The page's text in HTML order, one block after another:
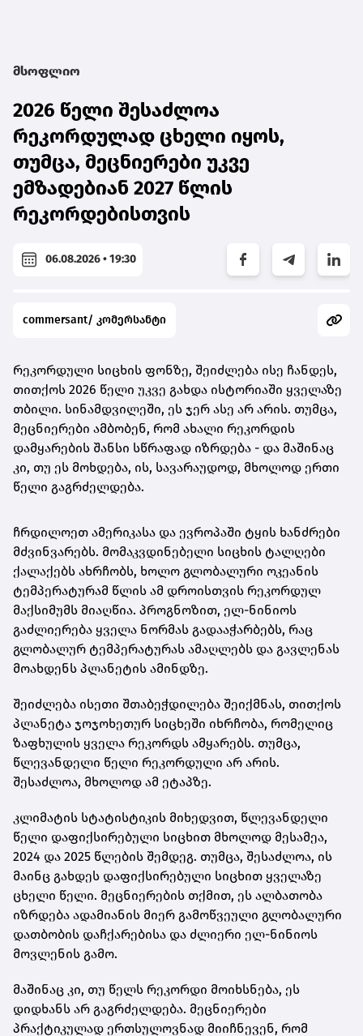
მსოფლიო
2026 წელი შესაძლოა
რეკორდულად ცხელი იყოს,
თუმცა, მეცნიერები უკვე
ემზადებიან 2027 წლის
რეკორდებისთვის
06.08.2026 • 19:30
commersant/ კომერსანტი
რეკორდული სიცხის ფონზე, შეიძლება ისე ჩანდეს,
თითქოს 2026 წელი უკვე გახდა ისტორიაში ყველაზე
თბილი. სინამდვილეში, ეს ჯერ ასე არ არის. თუმცა,
მეცნიერები ამბობენ, რომ ახალი რეკორდის
დამყარების შანსი სწრაფად იზრდება - და მაშინაც
კი, თუ ეს მოხდება, ის, სავარაუდოდ, მხოლოდ ერთი
წელი გაგრძელდება.
ჩრდილოეთ ამერიკასა და ევროპაში ტყის ხანძრები
მძვინვარებს. მომაკვდინებელი სიცხის ტალღები
ქალაქებს ახრჩობს, ხოლო გლობალური ოკეანის
ტემპერატურამ წლის ამ დროისთვის რეკორდულ
მაქსიმუმს მიაღწია. პროგნოზით, ელ-ნინიოს
გაძლიერება ყველა ნორმას გადააჭარბებს, რაც
გლობალურ ტემპერატურას ამაღლებს და გავლენას
მოახდენს პლანეტის ამინდზე.
შეიძლება ისეთი შთაბეჭდილება შეიქმნას, თითქოს
პლანეტა ჯოჯოხეთურ სიცხეში იხრჩობა, რომელიც
ზაფხულის ყველა რეკორდს ამყარებს. თუმცა,
წლევანდელი წელი რეკორდული არ არის.
შესაძლოა, მხოლოდ ამ ეტაპზე.
კლიმატის სტატისტიკის მიხედვით, წლევანდელი
წელი დაფიქსირებული სიცხით მხოლოდ მესამეა,
2024 და 2025 წლების შემდეგ. თუმცა, შესაძლოა, ის
მაინც გახდეს დაფიქსირებული სიცხით ყველაზე
ცხელი წელი. მეცნიერების თქმით, ეს ალბათობა
იზრდება ადამიანის მიერ გამოწვეული გლობალური
დათბობის დაჩქარებისა და ძლიერი ელ-ნინიოს
მოვლენის გამო.
მაშინაც კი, თუ წელს რეკორდი მოიხსნება, ეს
დიდხანს არ გაგრძელდება. მეცნიერები
პრაქტიკულად ერთსულოვნად მიიჩნევენ, რომ